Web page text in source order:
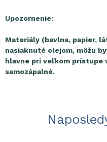
Upozornenie:
Materiály (bavlna, papier,
nasiaknuté olejom, môžu
hlavne pri veľkom prístupe
samozápalné.